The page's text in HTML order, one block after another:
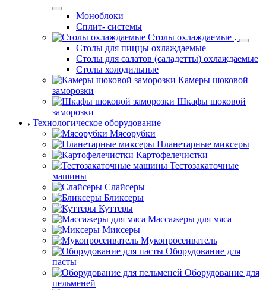
Моноблоки
Сплит- системы
Столы охлаждаемые
Столы для пиццы охлаждаемые
Столы для салатов (саладетты) охлаждаемые
Столы холодильные
Камеры шоковой
заморозки
Шкафы шоковой
заморозки
Технологическое оборудование
Мясорубки
Планетарные миксеры
Картофелечистки
Тестозакаточные
машины
Слайсеры
Бликсеры
Куттеры
Массажеры для мяса
Миксеры
Мукопросеиватель
Оборудование для
пасты
Оборудование для
пельменей